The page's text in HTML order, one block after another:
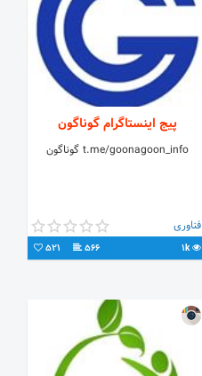
پیج اینستاگرام گوناگون
t.me/goonagoon_info گوناگون
فناوری
1k
566
521